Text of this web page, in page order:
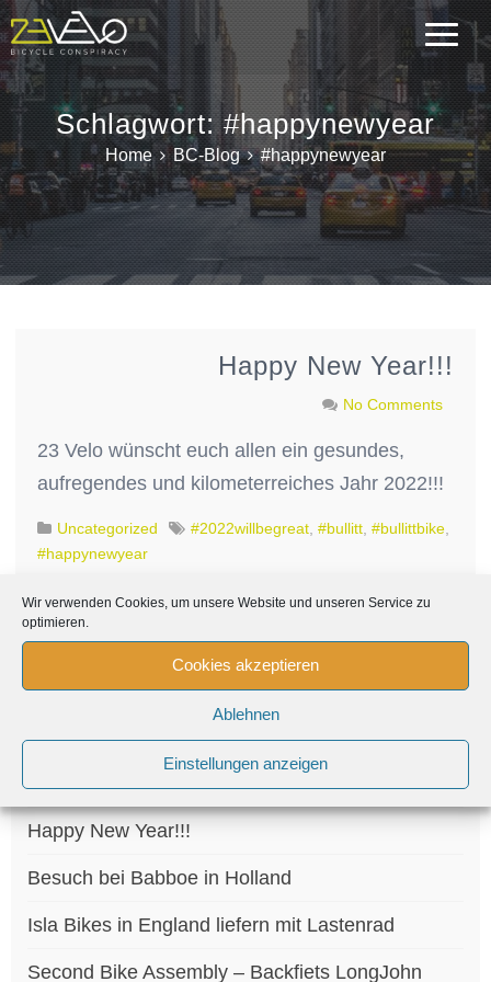
Wir verwenden Cookies, um unsere Website und unseren Service zu
optimieren.
Cookies akzeptieren
Ablehnen
Einstellungen anzeigen
Schlagwort:#happynewyear
Home BC-Blog #happynewyear
Happy New Year!!!
No Comments
23 Velo wünscht euch allen ein gesundes,
aufregendes und kilometerreiches Jahr 2022!!!
Uncategorized #2022willbegreat ,#bullitt ,#bullittbike
#happynewyear
nach:
Ab sofort bei uns: Kettler Cargoline!
Happy New Year!!!
Besuch bei Babboe in Holland
Isla Bikes in England liefern mit Lastenrad
Second Bike Assembly – Backfiets LongJohn